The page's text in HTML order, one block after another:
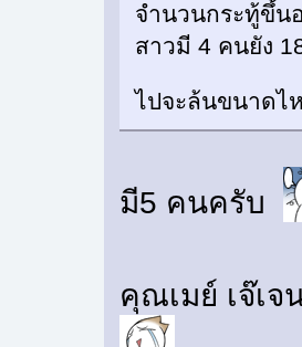
จำนวนกระทู้ขึ้น
สาวมี 4 คนยัง
ไปจะล้นขนาดไ
มี5 คนครับ
คุณเมย์ เจ๊เ